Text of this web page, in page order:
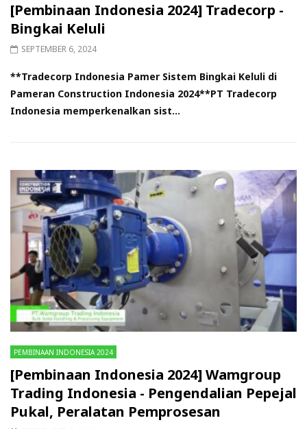
[Pembinaan Indonesia 2024] Tradecorp -
Bingkai Keluli
SEPTEMBER 6, 2024
**Tradecorp Indonesia Pamer Sistem Bingkai Keluli di
Pameran Construction Indonesia 2024**PT Tradecorp
Indonesia memperkenalkan sist...
PEMBINAAN INDONESIA 2024
[Pembinaan Indonesia 2024] Wamgroup
Trading Indonesia - Pengendalian Pepejal
Pukal, Peralatan Pemprosesan